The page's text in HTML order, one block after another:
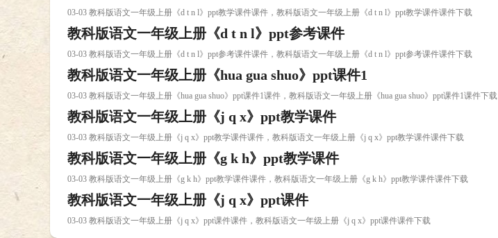
03-03 教科版语文一年级上册《d t n l》ppt教学课件课件，教科版语文一年级上册《d t n l》ppt教学课件课件下载
教科版语文一年级上册《d t n l》ppt参考课件
03-03 教科版语文一年级上册《d t n l》ppt参考课件课件，教科版语文一年级上册《d t n l》ppt参考课件课件下载
教科版语文一年级上册《hua gua shuo》ppt课件1
03-03 教科版语文一年级上册《hua gua shuo》ppt课件1课件，教科版语文一年级上册《hua gua shuo》ppt课件1课件下载
教科版语文一年级上册《j q x》ppt教学课件
03-03 教科版语文一年级上册《j q x》ppt教学课件课件，教科版语文一年级上册《j q x》ppt教学课件课件下载
教科版语文一年级上册《g k h》ppt教学课件
03-03 教科版语文一年级上册《g k h》ppt教学课件课件，教科版语文一年级上册《g k h》ppt教学课件课件下载
教科版语文一年级上册《j q x》ppt课件
03-03 教科版语文一年级上册《j q x》ppt课件课件，教科版语文一年级上册《j q x》ppt课件课件下载